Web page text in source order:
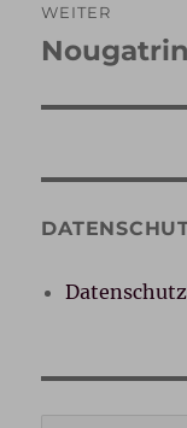
WEITER
Nächster